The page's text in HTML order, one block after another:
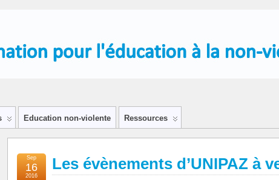
Education non-violente Ressources
Les évènements d’UNIPAZ à
Sep
16
2016